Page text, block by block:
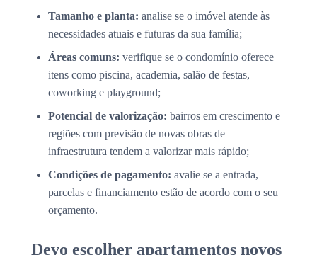
Tamanho e planta: analise se o imóvel atende às
necessidades atuais e futuras da sua família;
Áreas comuns: verifique se o condomínio oferece
itens como piscina, academia, salão de festas,
coworking e playground;
Potencial de valorização: bairros em crescimento e
regiões com previsão de novas obras de
infraestrutura tendem a valorizar mais rápido;
Condições de pagamento: avalie se a entrada,
parcelas e financiamento estão de acordo com o seu
orçamento.
Devo escolher apartamentos novos